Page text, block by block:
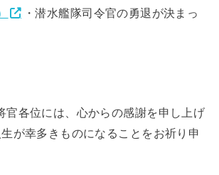
・潜水艦隊司令官の勇退が決まっ
官各位には、心からの感謝を申し上げ
が幸多きものになることをお祈り申